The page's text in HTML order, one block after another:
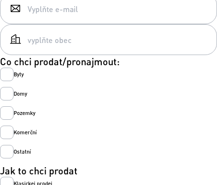
Co chci prodat/pronajmout:
Byty
Domy
Pozemky
Komerční
Ostatní
Jak to chci prodat
Klasickej prodej